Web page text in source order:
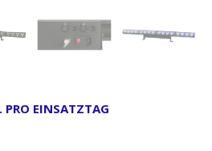
EINSATZTAG